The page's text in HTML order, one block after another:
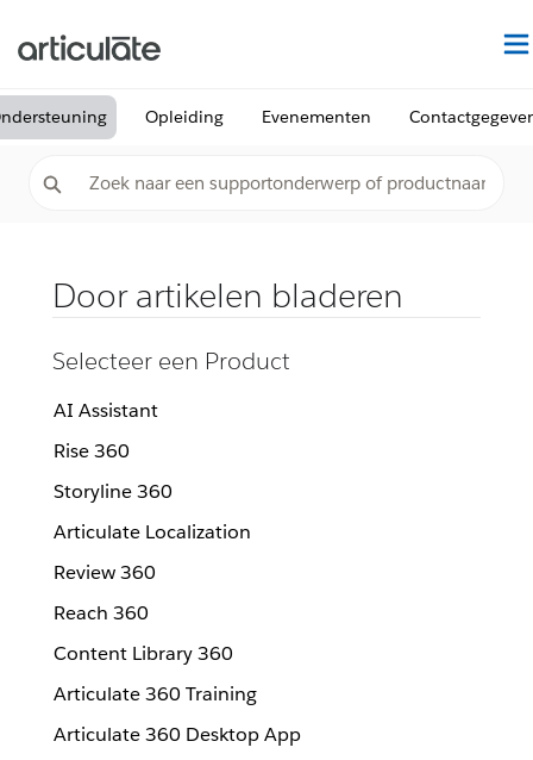
Opleiding Evenementen
Door artikelen bladeren
Selecteer een Product
AI Assistant
Rise 360
Storyline 360
Articulate Localization
Review 360
Reach 360
Content Library 360
Articulate 360 Training
Articulate 360 Desktop App